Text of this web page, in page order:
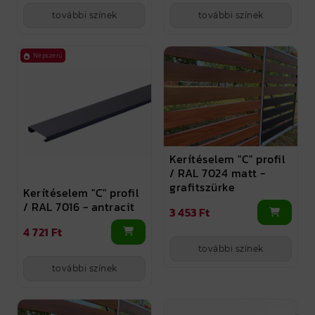
további színek további színek
Népszerű
Kerítéselem "C" profil
/ RAL 7016 - antracit
4 721 Ft
további színek
Kerítéselem "C" profil
/ RAL 7024 matt -
grafitszürke
3 453 Ft
további színek